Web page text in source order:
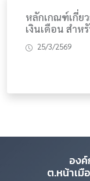
หลักเกณฑ์เกี่ย
เงินเดือน สำห
25/3/2569
อง
ต.หน้าเมื